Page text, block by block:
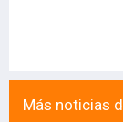
Más noticias